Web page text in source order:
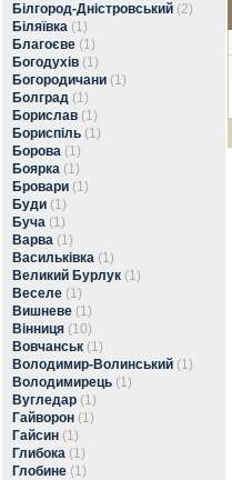
Білгород-Дністровський (2)
Біляївка (1)
Благоєве (1)
Богодухів (1)
Богородичани (1)
Болград (1)
Борислав (1)
Бориспіль (1)
Борова (1)
Боярка (1)
Бровари (1)
Буди (1)
Буча (1)
Варва (1)
Васильківка (1)
Великий Бурлук (1)
Веселе (1)
Вишневе (1)
Вінниця (10)
Вовчанськ (1)
Володимир-Волинський (1)
Володимирець (1)
Вугледар (1)
Гайворон (1)
Гайсин (1)
Глибока (1)
Глобине (1)